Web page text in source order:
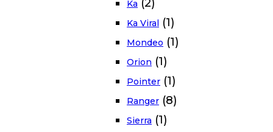
Ka (2)
Ka Viral (1)
Mondeo (1)
Orion (1)
Pointer (1)
Ranger (8)
Sierra (1)